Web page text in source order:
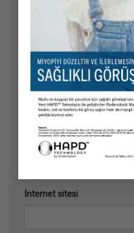
Ad*
E-posta*
İnternet sitesi